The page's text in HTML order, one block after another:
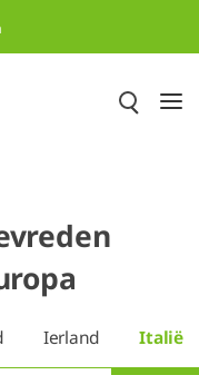
Ierland Italië